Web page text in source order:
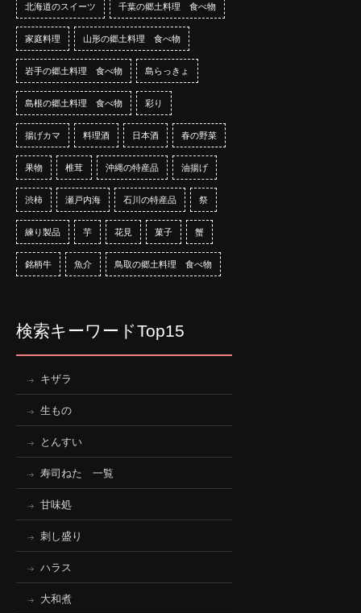
北海道のスイーツ 千葉の郷土料理 食べ物
家庭料理 山形の郷土料理 食べ物
岩手の郷土料理 食べ物 島らっきょ
島根の郷土料理 食べ物 彩り
揚げカマ 料理酒 日本酒 春の野菜
果物 椎茸 沖縄の特産品 油揚げ
渋柿 瀬戸内海 石川の特産品 祭
練り製品 芋 花見 菓子 蟹
銘柄牛 魚介 鳥取の郷土料理 食べ物
検索キーワードTop15
キザラ
生もの
とんすい
寿司ねた 一覧
甘味処
刺し盛り
ハラス
大和煮